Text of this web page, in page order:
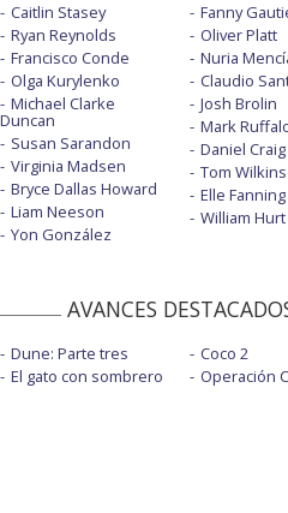
Caitlin Stasey
Ryan Reynolds
Francisco Conde
Olga Kurylenko
Michael Clarke
Duncan
Susan Sarandon
Virginia Madsen
Bryce Dallas Howard
Liam Neeson
Yon González
Fanny
Oliver Platt
Nuria
Claudio
Josh Brolin
Mark
Daniel Craig
Tom
Elle Fanning
William Hurt
AVANCES
Dune: Parte tres
El gato con sombrero
Coco 2
Operación